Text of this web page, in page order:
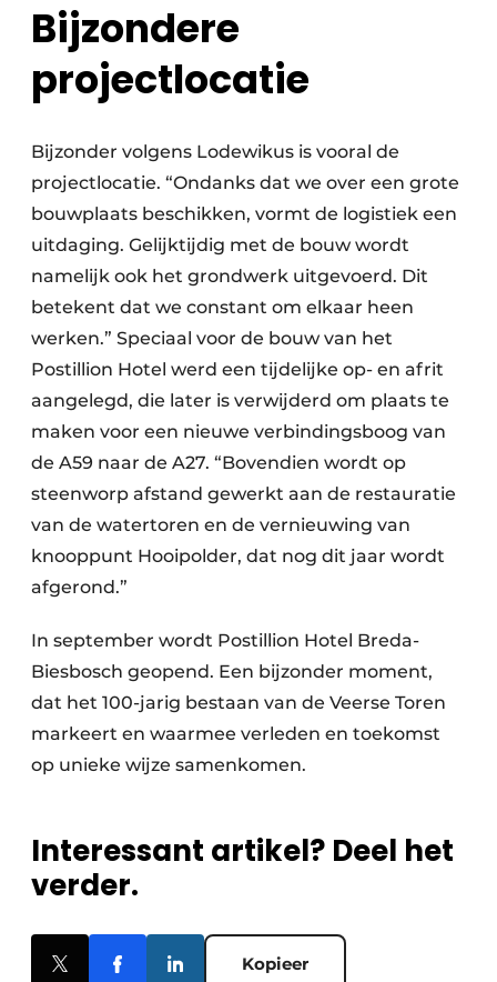
Bijzondere
projectlocatie
Bijzonder volgens Lodewikus is vooral de
projectlocatie. “Ondanks dat we over een grote
bouwplaats beschikken, vormt de logistiek een
uitdaging. Gelijktijdig met de bouw wordt
namelijk ook het grondwerk uitgevoerd. Dit
betekent dat we constant om elkaar heen
werken.” Speciaal voor de bouw van het
Postillion Hotel werd een tijdelijke op- en afrit
aangelegd, die later is verwijderd om plaats te
maken voor een nieuwe verbindingsboog van
de A59 naar de A27. “Bovendien wordt op
steenworp afstand gewerkt aan de restauratie
van de watertoren en de vernieuwing van
knooppunt Hooipolder, dat nog dit jaar wordt
afgerond.”
In september wordt Postillion Hotel Breda-
Biesbosch geopend. Een bijzonder moment,
dat het 100-jarig bestaan van de Veerse Toren
markeert en waarmee verleden en toekomst
op unieke wijze samenkomen.
Interessant artikel? Deel het
verder.
Kopieer